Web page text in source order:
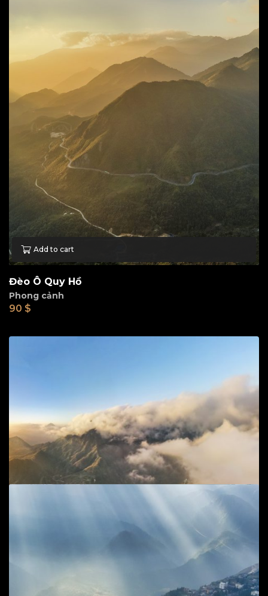
Add to cart
Đèo Ô Quy Hồ
Phong cảnh
90 $